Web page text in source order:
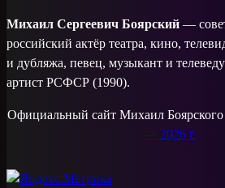
Михаил Сергеевич Боярский —
российский актёр театра, кино,
и дубляжа, певец, музыкант и
артист РСФСР (1990).
Официальный сайт Михаил
— 2026 г.